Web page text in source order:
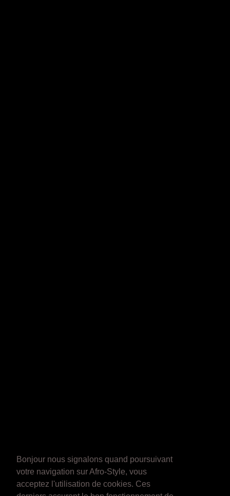
Bonjour nous signalons quand poursuivant
votre navigation sur Afro-Style, vous
acceptez l'utilisation de cookies. Ces